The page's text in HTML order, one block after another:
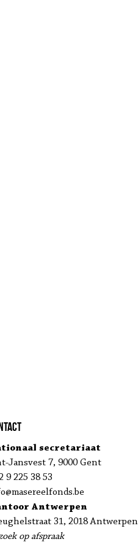
secretariaat
Jansvest 7, 9000 Gent
9 225 38 53
Antwerpen
31, 2018 Antwerpen
op afspraak